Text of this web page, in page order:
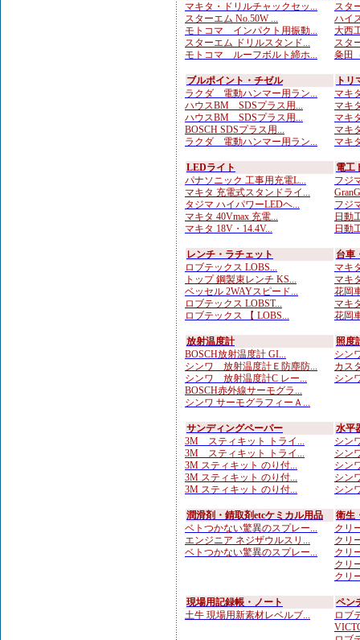
マキタ・ドリルチャックセッ...
スターエム No.50W ...
モトコマ インパクト用振動...
スターエム ドリルスタンド...
モトコマ ルーフボルト締ホ...
スタ
ハイ
大西
スタ
粂田
ブルポイント・チゼル
ラクダ 電動ハンマー用ラン...
ハウスBM SDSプラス用...
ハウスBM SDSプラス用...
BOSCH SDSプラス用...
ラクダ 電動ハンマー用ラン...
ト
マキ
マキ
マキ
マキ
マキ
LEDライト
パナソニック 工事用充電L...
マキタ 充電式スタンドライ...
タジマ ハイパワーLEDヘ...
マキタ 40Vmax 充電...
マキタ 18V・14.4V...
電工
フジ
フジ
日動
日動
レンチ・ラチェット
ロブテックス LOBS...
トップ 鋼製束レンチ KS...
ベッセル 2WAYスピード...
ロブテックス LOBST...
ロブテックス 【 LOBS...
台車
マキ
マキ
花岡
マキ
花岡
放射温度計
BOSCH放射温度計 GI...
シンワ 放射温度計Ｅ防塵防...
シンワ 放射温度計C レー...
BOSCH赤外線サーモグラ...
シンワ サーモグラフィーＡ...
照度
シン
カス
シン
サンディングペーパー
3M スティキット トライ...
3M スティキット トライ...
3M スティキット のり付...
3M スティキット のり付...
3M スティキット のり付...
水平
シン
シン
シン
シン
シン
潤滑剤・錆取剤etcケミカル用品
ベトつかない驚異のスプレー...
エンジニア ネジザウルスリ...
ベトつかない驚異のスプレー...
衛生
クリ
クリ
クリ
クリ
クリ
現場用記録帳・ノート
土牛 現場用新素材レベルブ...
ペン
ロブ